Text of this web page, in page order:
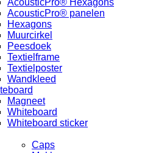
AcousticPro® panelen
Hexagons
Muurcirkel
Peesdoek
Textielframe
Textielposter
Wandkleed
Magneet
Whiteboard
Whiteboard sticker
Caps